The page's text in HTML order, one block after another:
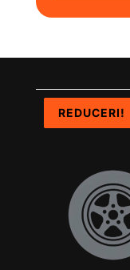
REDUCERI!
REDUCERI!
REDUCERI!
REDUCERI!